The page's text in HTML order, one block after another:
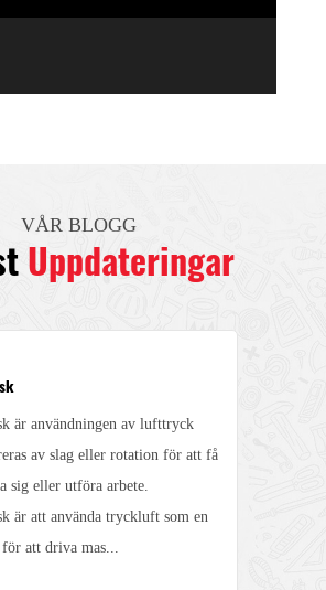
VÅR BLOGG
Uppdateringar
är användningen av lufttryck
av slag eller rotation för att få
sig eller utföra arbete.
är att använda tryckluft som en
att driva mas...